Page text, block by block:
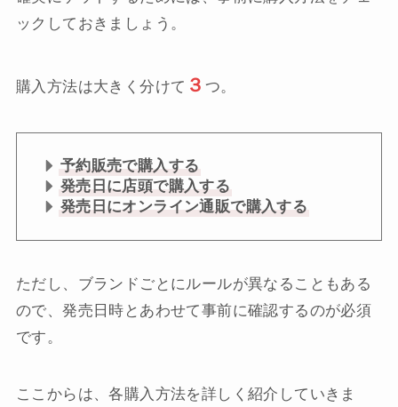
ックしておきましょう。
購入方法は大きく分けて ３ つ。
予約販売で購入する
発売日に店頭で購入する
発売日にオンライン通販で購入する
ただし、ブランドごとにルールが異なることもある
ので、発売日時とあわせて事前に確認するのが必須
です。
ここからは、各購入方法を詳しく紹介していきま